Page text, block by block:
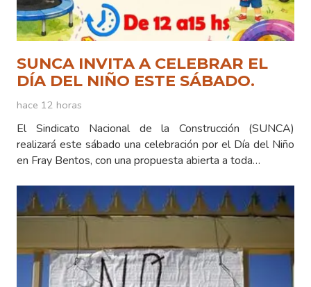
SUNCA INVITA A CELEBRAR EL
DÍA DEL NIÑO ESTE SÁBADO.
hace 12 horas
El Sindicato Nacional de la Construcción (SUNCA)
realizará este sábado una celebración por el Día del Niño
en Fray Bentos, con una propuesta abierta a toda…